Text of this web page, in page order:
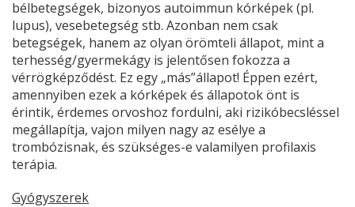
bélbetegségek, bizonyos autoimmun kórképek (pl.
lupus), vesebetegség stb. Azonban nem csak
betegségek, hanem az olyan örömteli állapot, mint a
terhesség/gyermekágy is jelentősen fokozza a
vérrögképződést. Ez egy „más”állapot! Éppen ezért,
amennyiben ezek a kórképek és állapotok önt is
érintik, érdemes orvoshoz fordulni, aki rizikóbecsléssel
megállapítja, vajon milyen nagy az esélye a
trombózisnak, és szükséges-e valamilyen profilaxis
terápia.
Gyógyszerek